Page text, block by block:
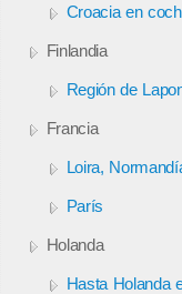
Croacia en
Finlandia
Región de
Francia
Loira,
París
Holanda
Hasta Holanda